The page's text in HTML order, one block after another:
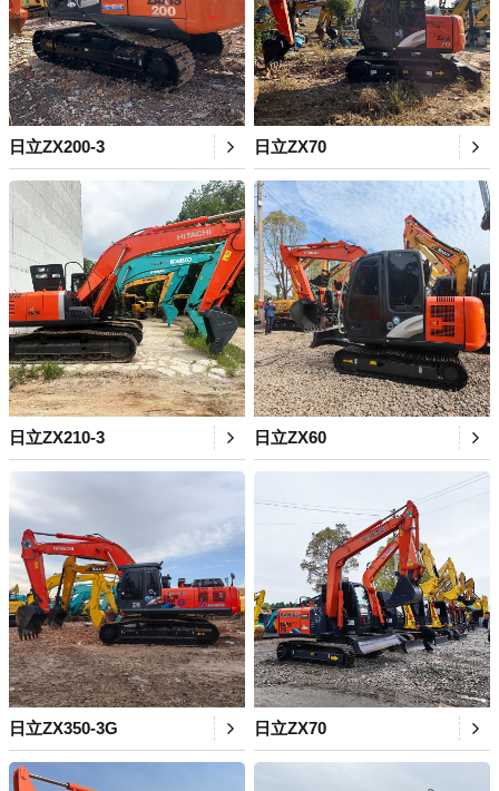
日立ZX200-3 日立ZX70
日立ZX210-3 日立ZX60
日立ZX350-3G 日立ZX70